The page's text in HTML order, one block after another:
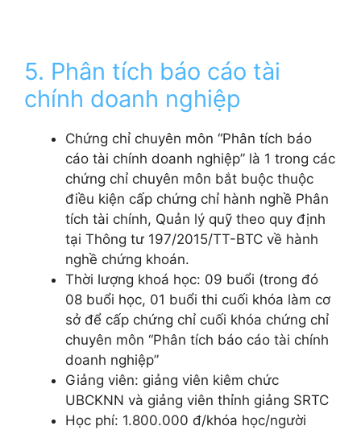
5. Phân tích báo cáo tài
chính doanh nghiệp
Chứng chỉ chuyên môn “Phân tích báo
cáo tài chính doanh nghiệp” là 1 trong các
chứng chỉ chuyên môn bắt buộc thuộc
điều kiện cấp chứng chỉ hành nghề Phân
tích tài chính, Quản lý quỹ theo quy định
tại Thông tư 197/2015/TT-BTC về hành
nghề chứng khoán.
Thời lượng khoá học: 09 buổi (trong đó
08 buổi học, 01 buổi thi cuối khóa làm cơ
sở để cấp chứng chỉ cuối khóa chứng chỉ
chuyên môn “Phân tích báo cáo tài chính
doanh nghiệp”
Giảng viên: giảng viên kiêm chức
UBCKNN và giảng viên thỉnh giảng SRTC
Học phí: 1.800.000 đ/khóa học/người